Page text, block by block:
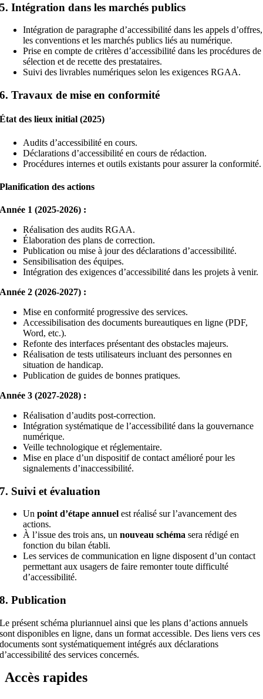
5. Intégration dans les marchés publics
Intégration de paragraphe d’accessibilité dans les appels d’offres,
les conventions et les marchés publics liés au numérique.
Prise en compte de critères d’accessibilité dans les procédures de
sélection et de recette des prestataires.
Suivi des livrables numériques selon les exigences RGAA.
6. Travaux de mise en conformité
État des lieux initial (2025)
Audits d’accessibilité en cours.
Déclarations d’accessibilité en cours de rédaction.
Procédures internes et outils existants pour assurer la conformité.
Planification des actions
Année 1 (2025-2026) :
Réalisation des audits RGAA.
Élaboration des plans de correction.
Publication ou mise à jour des déclarations d’accessibilité.
Sensibilisation des équipes.
Intégration des exigences d’accessibilité dans les projets à venir.
Année 2 (2026-2027) :
Mise en conformité progressive des services.
Accessibilisation des documents bureautiques en ligne (PDF,
Word, etc.).
Refonte des interfaces présentant des obstacles majeurs.
Réalisation de tests utilisateurs incluant des personnes en
situation de handicap.
Publication de guides de bonnes pratiques.
Année 3 (2027-2028) :
Réalisation d’audits post-correction.
Intégration systématique de l’accessibilité dans la gouvernance
numérique.
Veille technologique et réglementaire.
Mise en place d’un dispositif de contact amélioré pour les
signalements d’inaccessibilité.
7. Suivi et évaluation
Unpoint d’étape annuel est réalisé sur l’avancement des
actions.
À l’issue des trois ans, unnouveau schéma sera rédigé en
fonction du bilan établi.
Les services de communication en ligne disposent d’un contact
permettant aux usagers de faire remonter toute difficulté
d’accessibilité.
8. Publication
Le présent schéma pluriannuel ainsi que les plans d’actions annuels
sont disponibles en ligne, dans un format accessible. Des liens vers ces
documents sont systématiquement intégrés aux déclarations
d’accessibilité des services concernés.
Accès rapides